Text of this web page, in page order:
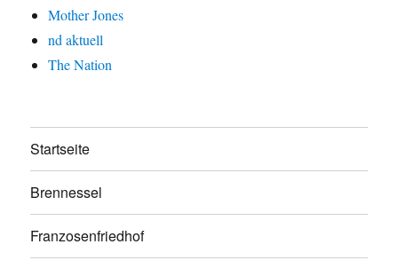
Mother Jones
nd aktuell
The Nation
Startseite
Brennessel
Franzosenfriedhof